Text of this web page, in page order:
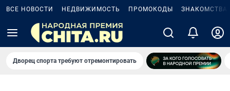
ВСЕ НОВОСТИ НЕДВИЖИМОСТЬ ПРОМОКОДЫ ЗНАКОМСТВА
Дворец спорта требуют отремонтировать